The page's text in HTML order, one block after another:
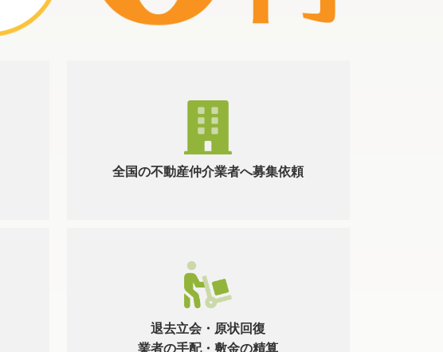
全国の不動産仲介業者へ募集依頼
退去立会・原状回復
業者の手配・敷金の精算